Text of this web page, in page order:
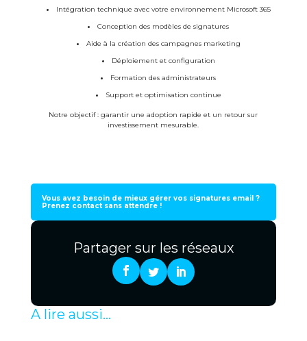
Intégration technique avec votre environnement Microsoft 365
Conception des modèles de signatures
Aide à la création des campagnes marketing
Déploiement et configuration
Formation des administrateurs
Support et optimisation continue
Notre objectif : garantir une adoption rapide et un retour sur
investissement mesurable.
Vous avez besoin de mieux gérer vos signatures email ?
Prenez contact sans attendre !
Partager sur les réseaux
A lire aussi...